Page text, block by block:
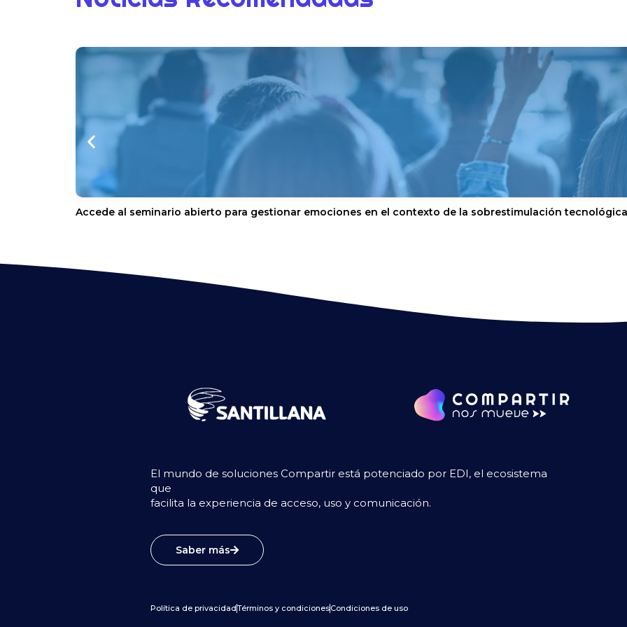
Accede al seminario abierto para gestionar emociones en el contexto de la sobrestimulación tecnológica
El mundo de soluciones Compartir está potenciado por EDI, el ecosistema
que
facilita la experiencia de acceso, uso y comunicación.
Saber más
Política de privacidadTérminos y condicionesCondiciones de uso